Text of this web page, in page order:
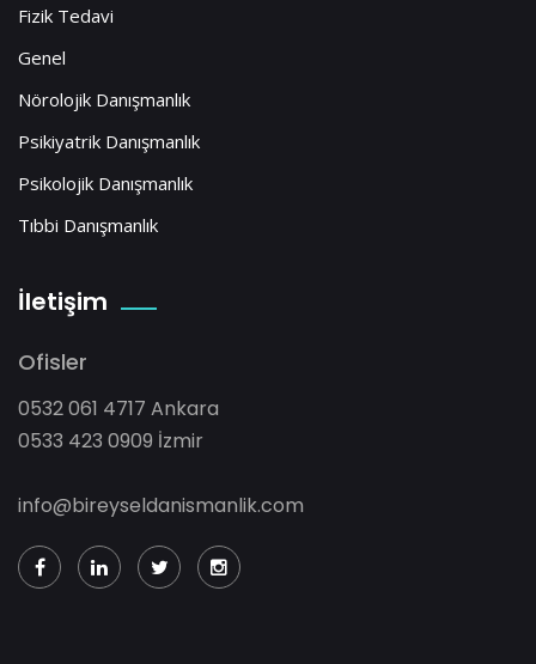
Fizik Tedavi
Genel
Nörolojik Danışmanlık
Psikiyatrik Danışmanlık
Psikolojik Danışmanlık
Tıbbi Danışmanlık
İletişim
Ofisler
0532 061 4717 Ankara
0533 423 0909 İzmir
info@bireyseldanismanlik.com